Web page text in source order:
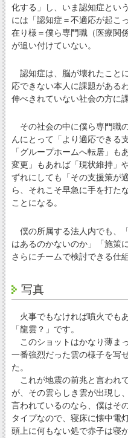
化する」し、いま認知症とい
には「認知症＝不適応が起こ
在り様＝僕ら専門職（医療関
が追い付けていない。
認知症は、脳が壊れたこと
応できない本人に課題がある
伸べきれていない社会の方に
その社会の中に僕ら専門職
んにとって「より適応できる
「グループホームへ転居」も
変更」もあれば「現状維持」
ずれにしても「その支援策が
ら、それこそ早急に手を打た
ことになる。
僕の所属する法人内でも、
はあるのかないのか」「施策
さらにチームで検討できる仕
写真
火事でもなければ噴火でも
「龍雲？」です。
このショットはかなり薄ま
一番強烈だった雲の様子を写
た。
これが地震の前兆と言われ
が、その雲らしき雲が出現し
言われているのなら、僕はそ
タイプなので、寝床に懐中電
頭上に何もない処で赤子は寝